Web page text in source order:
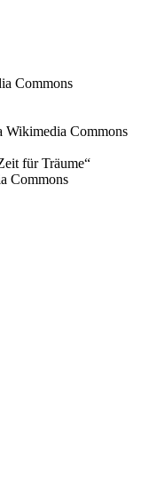
Commons
Wikimedia Commons
für Träume“
Commons